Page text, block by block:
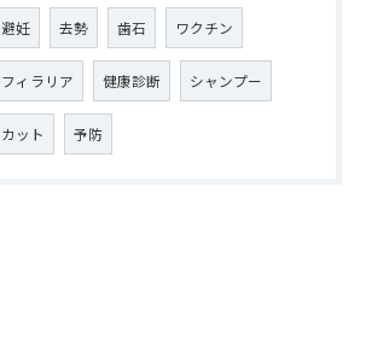
避妊 去勢 歯石 ワクチン
フィラリア 健康診断 シャンプー
カット 予防